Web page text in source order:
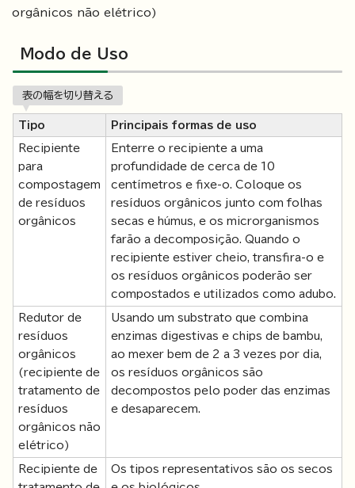
orgânicos não elétrico)
Modo de Uso
表の幅を切り替える
Tipo Principais formas de uso
Recipiente
para
compostagem
de resíduos
orgânicos
Enterre o recipiente a uma
profundidade de cerca de 10
centímetros e fixe-o. Coloque os
resíduos orgânicos junto com folhas
secas e húmus, e os microrganismos
farão a decomposição. Quando o
recipiente estiver cheio, transfira-o e
os resíduos orgânicos poderão ser
compostados e utilizados como adubo.
Redutor de
resíduos
orgânicos
(recipiente de
tratamento de
resíduos
orgânicos não
elétrico)
Usando um substrato que combina
enzimas digestivas e chips de bambu,
ao mexer bem de 2 a 3 vezes por dia,
os resíduos orgânicos são
decompostos pelo poder das enzimas
e desaparecem.
Recipiente de
Os tipos representativos são os secos